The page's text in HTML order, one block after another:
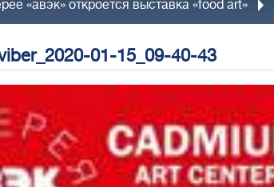
«авэк» откроется выставка «food art»
01-15_09-40-43